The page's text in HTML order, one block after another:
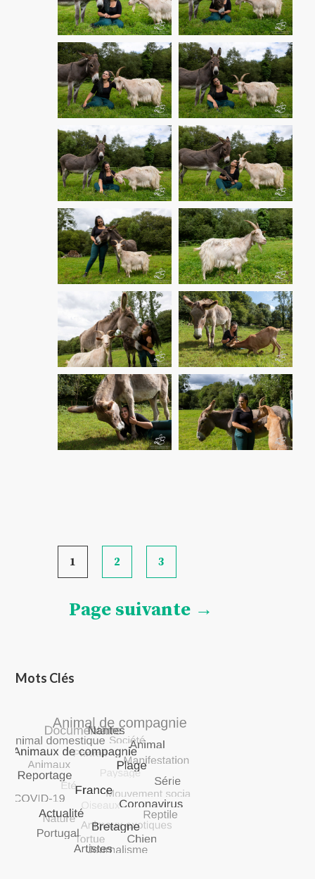
Pagination
des
1 2 3
Page suivante →
Mots Clés